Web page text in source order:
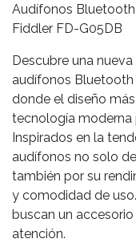
Audífonos Bluetooth
Fiddler FD-G05DB
Descubre una
audífonos Bluetooth
donde el diseño
tecnología moderna
Inspirados en la
audífonos no solo
también por su
y comodidad de
buscan un
atención.